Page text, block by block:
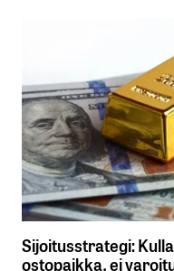
Sijoitusstrategi:
ostopaikka, ei